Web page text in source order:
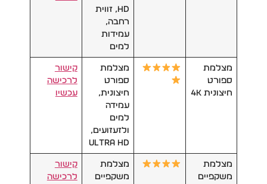
HD, זווית
רחבה,
עמידות
למים
מצלמת
ספורט
חיצונית 4K
מצלמת
ספורט
חיצונית,
עמידה
למים
ולזעזועים,
Ultra HD
קישור
לרכישה
עכשיו
מצלמת
משקפיים
מצלמת
משקפיים
קישור
לרכישה